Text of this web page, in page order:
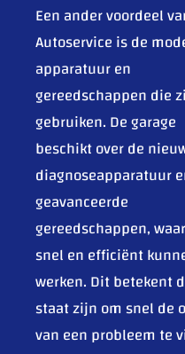
Een ander voordeel
Autoservice is de
apparatuur en
gereedschappen die
gebruiken. De garage
beschikt over de
diagnoseapparatuur
geavanceerde
gereedschappen,
snel en efficiënt
werken. Dit betekent
staat zijn om snel de
van een probleem te